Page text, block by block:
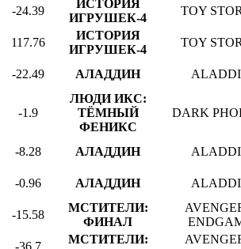
-24.39
ИСТОРИЯ
ИГРУШЕК-4
TOY
117.76
ИСТОРИЯ
ИГРУШЕК-4
TOY
-22.49 АЛАДДИН
-1.9
ЛЮДИ ИКС:
ТЁМНЫЙ
ФЕНИКС
DARK
-8.28 АЛАДДИН
-0.96 АЛАДДИН
-15.58
МСТИТЕЛИ:
ФИНАЛ
МСТИТЕЛИ: